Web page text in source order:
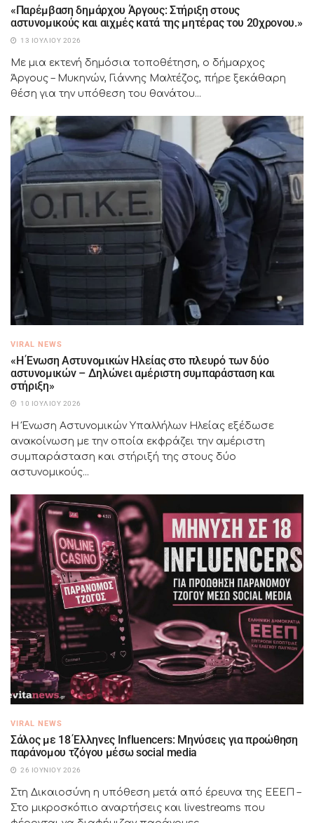
«Παρέμβαση δημάρχου Άργους: Στήριξη στους
αστυνομικούς και αιχμές κατά της μητέρας του 20χρονου.»
13 ΙΟΥΛΊΟΥ 2026
Με μια εκτενή δημόσια τοποθέτηση, ο δήμαρχος
Άργους – Μυκηνών, Γιάννης Μαλτέζος, πήρε ξεκάθαρη
θέση για την υπόθεση του θανάτου...
VIRAL NEWS
«Η Ένωση Αστυνομικών Ηλείας στο πλευρό των δύο
αστυνομικών – Δηλώνει αμέριστη συμπαράσταση και
στήριξη»
10 ΙΟΥΛΊΟΥ 2026
Η Ένωση Αστυνομικών Υπαλλήλων Ηλείας εξέδωσε
ανακοίνωση με την οποία εκφράζει την αμέριστη
συμπαράσταση και στήριξή της στους δύο
αστυνομικούς...
VIRAL NEWS
Σάλος με 18 Έλληνες Influencers: Μηνύσεις για προώθηση
παράνομου τζόγου μέσω social media
26 ΙΟΥΝΊΟΥ 2026
Στη Δικαιοσύνη η υπόθεση μετά από έρευνα της ΕΕΕΠ –
Στο μικροσκόπιο αναρτήσεις και livestreams που